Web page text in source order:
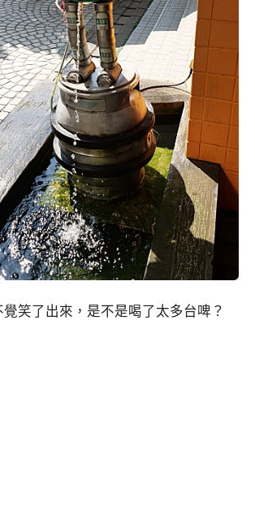
笑了出來，是不是喝了太多台啤？